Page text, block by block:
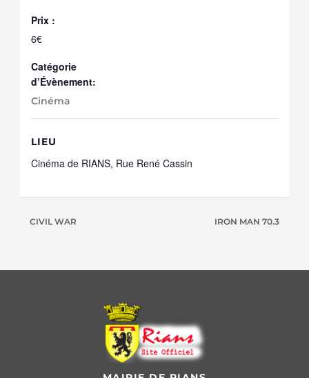
Prix :
6€
Catégorie
d’Évènement:
Cinéma
LIEU
Cinéma de RIANS, Rue René Cassin
CIVIL WAR IRON MAN 70.3